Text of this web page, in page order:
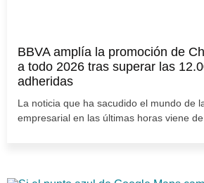
BBVA amplía la promoción de
a todo 2026 tras superar las
adheridas
La noticia que ha sacudido el mundo de
empresarial en las últimas horas viene de